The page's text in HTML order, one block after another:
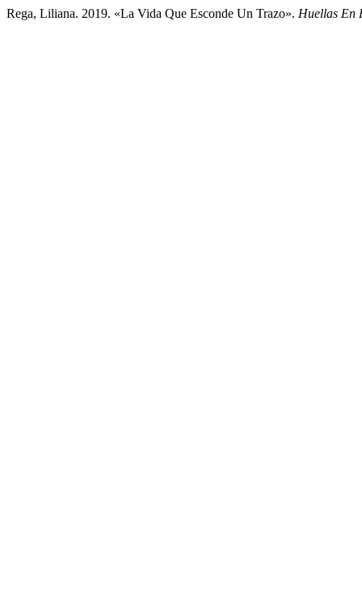
Rega, Liliana. 2019. «La Vida Que Esconde Un Trazo». Huellas En